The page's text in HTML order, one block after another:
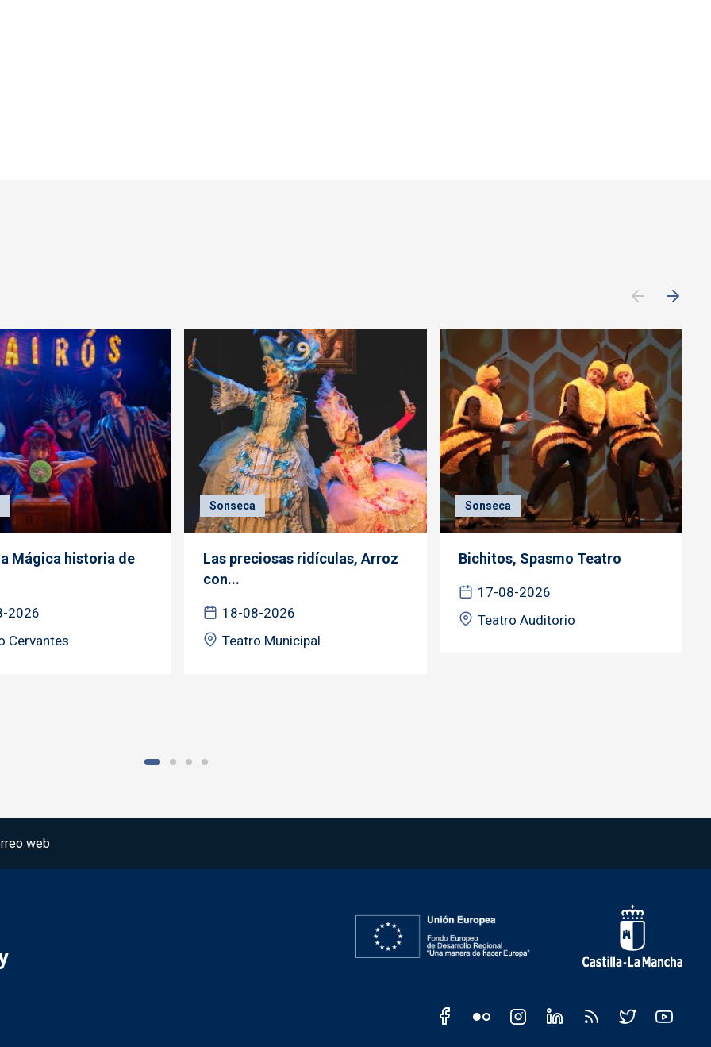
Mágica historia de
2026
Cervantes
Sonseca
Las preciosas ridículas, Arroz
con...
18-08-2026
Teatro Municipal
Sonseca
Bichitos, Spasmo Teatro
17-08-2026
Teatro Auditorio
web